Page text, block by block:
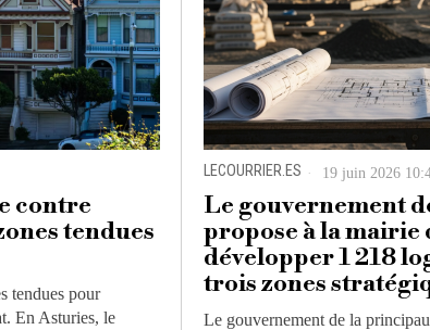
contre
tendues
tendues pour
En Asturies, le
LECOURRIER.ES 19 juin 2026
Le gouvernement
propose à la mairie
développer 1 218
trois zones
Le gouvernement de la